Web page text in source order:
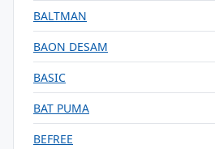
BALTMAN
BAON DESAM
BASIC
BAT PUMA
BEFREE